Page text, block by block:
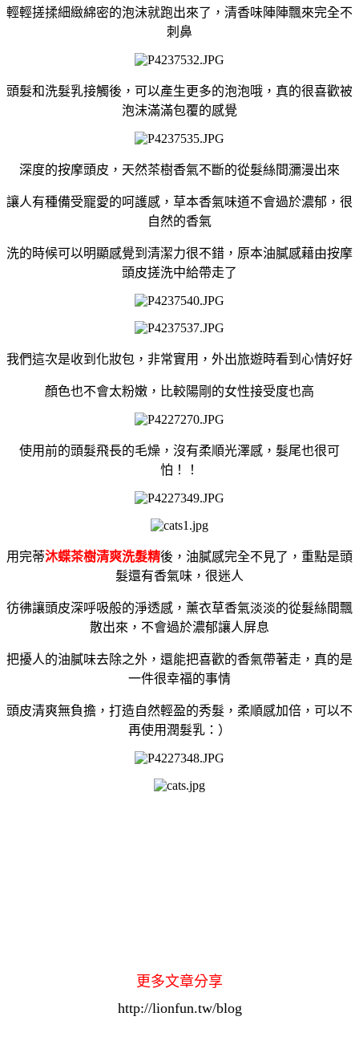
輕輕搓揉細緻綿密的泡沫就跑出來了，清香味陣陣飄來完全不
刺鼻
頭髮和洗髮乳接觸後，可以產生更多的泡泡哦，真的很喜歡被
泡沫滿滿包覆的感覺
深度的按摩頭皮，天然茶樹香氣不斷的從髮絲間瀰漫出來
讓人有種備受寵愛的呵護感，草本香氣味道不會過於濃郁，很
自然的香氣
洗的時候可以明顯感覺到清潔力很不錯，原本油膩感藉由按摩
頭皮搓洗中給帶走了
我們這次是收到化妝包，非常實用，外出旅遊時看到心情好好
顏色也不會太粉嫩，比較陽剛的女性接受度也高
使用前的頭髮飛長的毛燥，沒有柔順光澤感，髮尾也很可
怕！！
用完蒂沐蝶茶樹清爽洗髮精後，油膩感完全不見了，重點是頭
髮還有香氣味，很迷人
彷彿讓頭皮深呼吸般的淨透感，薰衣草香氣淡淡的從髮絲間飄
散出來，不會過於濃郁讓人屏息
把擾人的油膩味去除之外，還能把喜歡的香氣帶著走，真的是
一件很幸福的事情
頭皮清爽無負擔，打造自然輕盈的秀髮，柔順感加倍，可以不
再使用潤髮乳：）
更多文章分享
http://lionfun.tw/blog